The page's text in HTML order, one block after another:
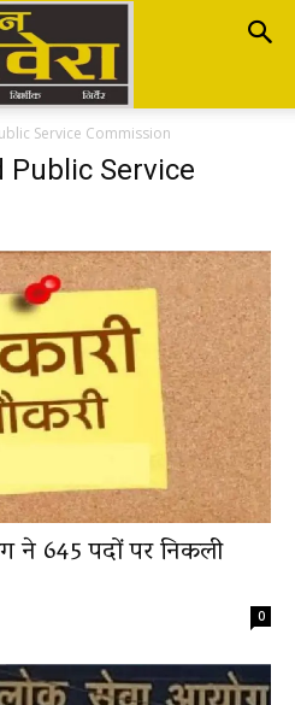
Service Commission
Public Service
ने 645 पदों पर निकली
0